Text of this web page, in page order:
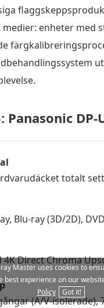
enheter med
Panasonic DP-
totalt
Blu-ray (3D/2D),
4K Direct Chroma
(A/V-isolerade),
Master uses cookies to
best experience on our
Policy
Got it!